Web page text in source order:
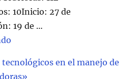
10Inicio: 27 de
19 de …
tecnológicos en el manejo de